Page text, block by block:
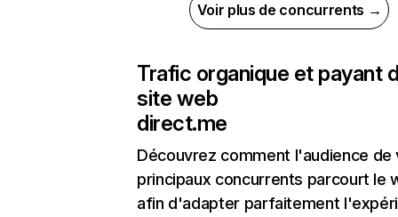
Voir plus de concurrents →
Trafic organique et payant
site web
direct.me
Découvrez comment l'audience de
principaux concurrents parcourt le
afin d'adapter parfaitement